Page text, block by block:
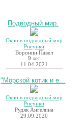
Подводный мир.
Окно в подводный мир
Рисунки
Воронин Павел
9 лет
11.04.2021
"Морской котик и е...
Окно в подводный мир
Рисунки
Рудяк Ангелина
29.09.2020